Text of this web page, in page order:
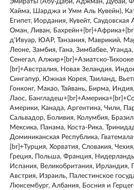
Эмираты (Абу-Даби, Аджман, Дубай,
Хайма, Шарджа и Умм Аль Кувейн),
Египет, Иордания, Кувейт, Саудовская
Оман, Ливан,
д'Ивуар, ЮАР, Танзания, Маврикий,
Леоне, Замбия, Гана, Зимбабве,
Сенегал, Алжир+[br]+Азиатско-
[br]+Австралия, Новая Зеландия,
Сингапур, Южная Корея, Таиланд,
Гонконг, Макао, Тайвань, Бирма,
Лаос,
Америки, Канада, Аргентина, Чили,
Сальвадор, Боливия, Колумбия,
Мексика, Панама, Коста-Рика,
Доминиканская Республика,
[br]+Турция, Хорватия, Словакия,
Греция, Польша, Франция,
Испания, Великобритания, Ирландия,
Австрия, Израиль, Палестинское
Люксембург, Албания, Босния и